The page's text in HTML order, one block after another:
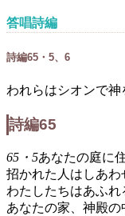
答唱詩編
詩編65・5、6
われらはシオンで神
詩編65
65・5あなたの庭に
招かれた人はしあわ
わたしたちはあふれ
あなたの家、神殿の